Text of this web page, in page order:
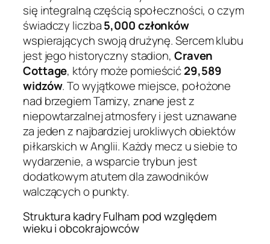
się integralną częścią społeczności, o czym
świadczy liczba5,000 członków
wspierających swoją drużynę. Sercem klubu
jest jego historyczny stadion, Craven
Cottage, który może pomieścić29,589
widzów. To wyjątkowe miejsce, położone
nad brzegiem Tamizy, znane jest z
niepowtarzalnej atmosfery i jest uznawane
za jeden z najbardziej urokliwych obiektów
piłkarskich w Anglii. Każdy mecz u siebie to
wydarzenie, a wsparcie trybun jest
dodatkowym atutem dla zawodników
walczących o punkty.
Struktura kadry Fulham pod względem
wieku i obcokrajowców